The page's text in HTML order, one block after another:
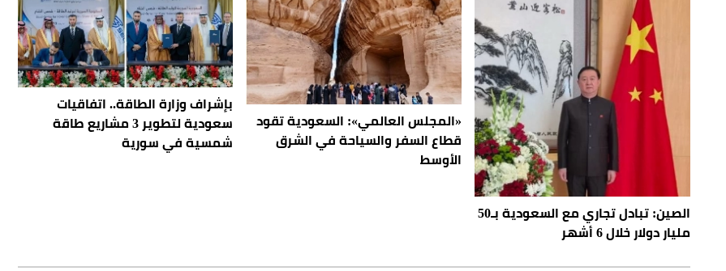
الصين: تبادل تجاري مع السعودية بـ50
مليار دولار خلال 6 أشهر
«المجلس العالمي»: السعودية تقود
قطاع السفر والسياحة في الشرق
الأوسط
بإشراف وزارة الطاقة.. اتفاقيات
سعودية لتطوير 3 مشاريع طاقة
شمسية في سورية